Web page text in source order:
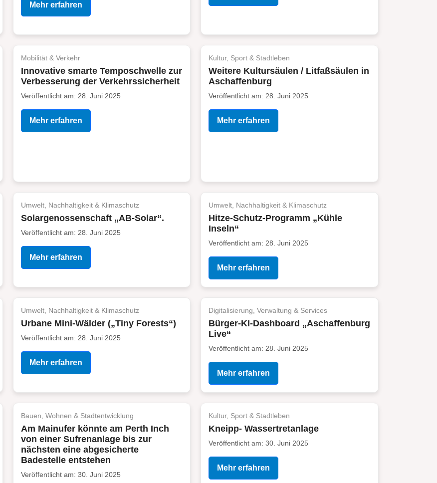
Mehr erfahren
Mobilität & Verkehr
Innovative smarte Temposchwelle zur
Verbesserung der Verkehrssicherheit
Veröffentlicht am: 28. Juni 2025
Mehr erfahren
Kultur, Sport & Stadtleben
Weitere Kultursäulen / Litfaßsäulen in
Aschaffenburg
Veröffentlicht am: 28. Juni 2025
Mehr erfahren
Umwelt, Nachhaltigkeit & Klimaschutz
Solargenossenschaft „AB-Solar“.
Veröffentlicht am: 28. Juni 2025
Mehr erfahren
Umwelt, Nachhaltigkeit & Klimaschutz
Hitze-Schutz-Programm „Kühle
Inseln“
Veröffentlicht am: 28. Juni 2025
Mehr erfahren
Umwelt, Nachhaltigkeit & Klimaschutz
Urbane Mini-Wälder („Tiny Forests“)
Veröffentlicht am: 28. Juni 2025
Mehr erfahren
Digitalisierung, Verwaltung & Services
Bürger-KI-Dashboard „Aschaffenburg
Live“
Veröffentlicht am: 28. Juni 2025
Mehr erfahren
Bauen, Wohnen & Stadtentwicklung
Am Mainufer könnte am Perth Inch
von einer Sufrenanlage bis zur
nächsten eine abgesicherte
Badestelle entstehen
Veröffentlicht am: 30. Juni 2025
Kultur, Sport & Stadtleben
Kneipp- Wassertretanlage
Veröffentlicht am: 30. Juni 2025
Mehr erfahren